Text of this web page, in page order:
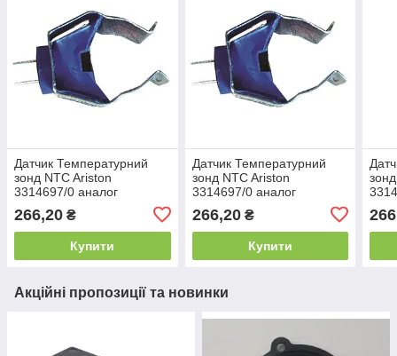
Датчик Температурний
зонд NTC Ariston
3314697/0 аналог
266,20 ₴
Купити
Датчик Температурний
зонд NTC Ariston
3314697/0 аналог
266,20₴
Купити
Акційні пропозиції та новинки